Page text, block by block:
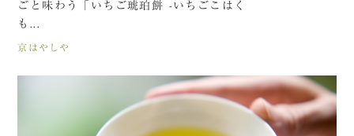
ごと味わう「いちご琥珀餅 -いちごこはく
も...
京はやしや